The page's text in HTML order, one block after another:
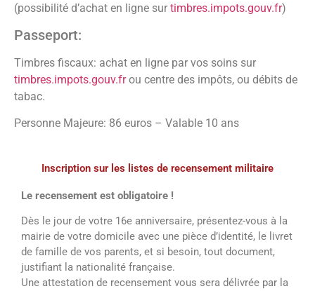
(possibilité d’achat en ligne sur timbres.impots.gouv.fr)
Passeport:
Timbres fiscaux: achat en ligne par vos soins sur
timbres.impots.gouv.frou centre des impôts, ou débits de
tabac.
Personne Majeure: 86 euros – Valable 10 ans
Inscription sur les listes de recensement militaire
Le recensement est obligatoire !
Dès le jour de votre 16e anniversaire, présentez-vous à la
mairie de votre domicile avec une pièce d’identité, le livret
de famille de vos parents, et si besoin, tout document,
justifiant la nationalité française.
Une attestation de recensement vous sera délivrée par la